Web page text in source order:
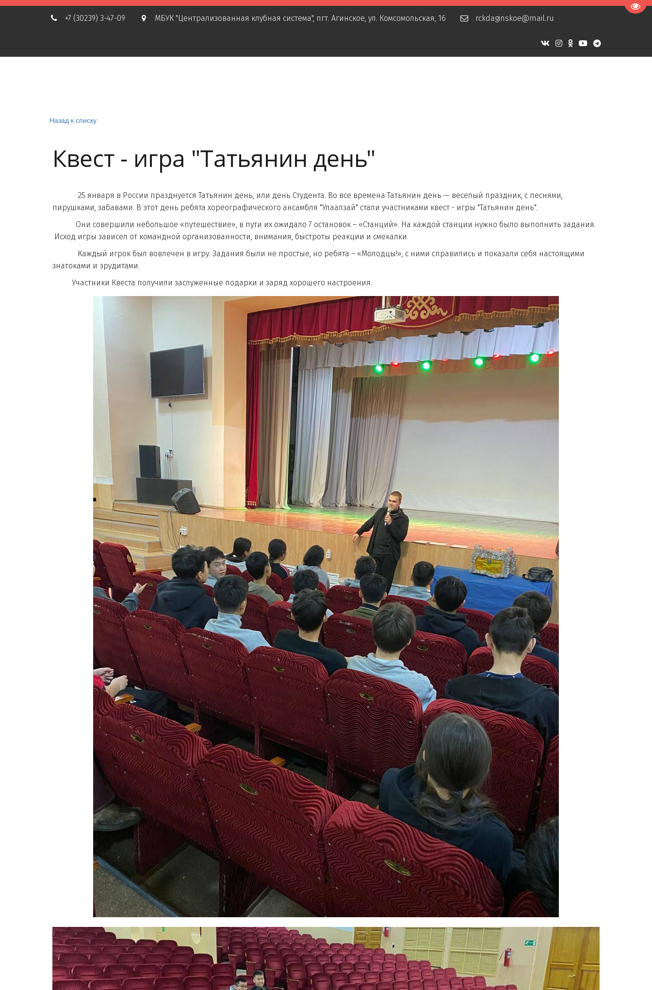
+7 (30239) 3-47-09 МБУК "Централизованная клубная система", пгт. Агинское, ул. Комсомольская, 16 rckdaginskoe@mail.ru
Назад к списку
Квест - игра "Татьянин день"
25 января в России празднуется Татьянин день, или день Студента. Во все времена Татьянин день — веселый праздник, с песнями,
пирушками, забавами. В этот день ребята хореографического ансамбля "Улаалзай" стали участниками квест - игры "Татьянин день".
Они совершили небольшое «путешествие», в пути их ожидало 7 остановок – «Станций». На каждой станции нужно было выполнить задания.
Исход игры зависел от командной организованности, внимания, быстроты реакции и смекалки.
Каждый игрок был вовлечен в игру. Задания были не простые, но ребята – «Молодцы!», с ними справились и показали себя настоящими
знатоками и эрудитами.
Участники Квеста получили заслуженные подарки и заряд хорошего настроения.